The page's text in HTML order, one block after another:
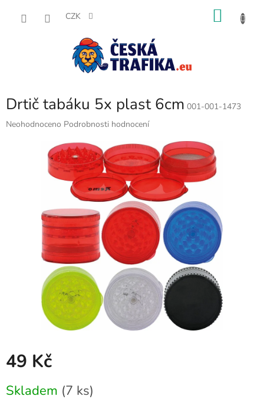
CZK
Drtič tabáku 5x plast 6cm 001-001-1473
Průměrné
Neohodnoceno Podrobnosti hodnocení
49 Kč
cena:
Skladem (7 ks)